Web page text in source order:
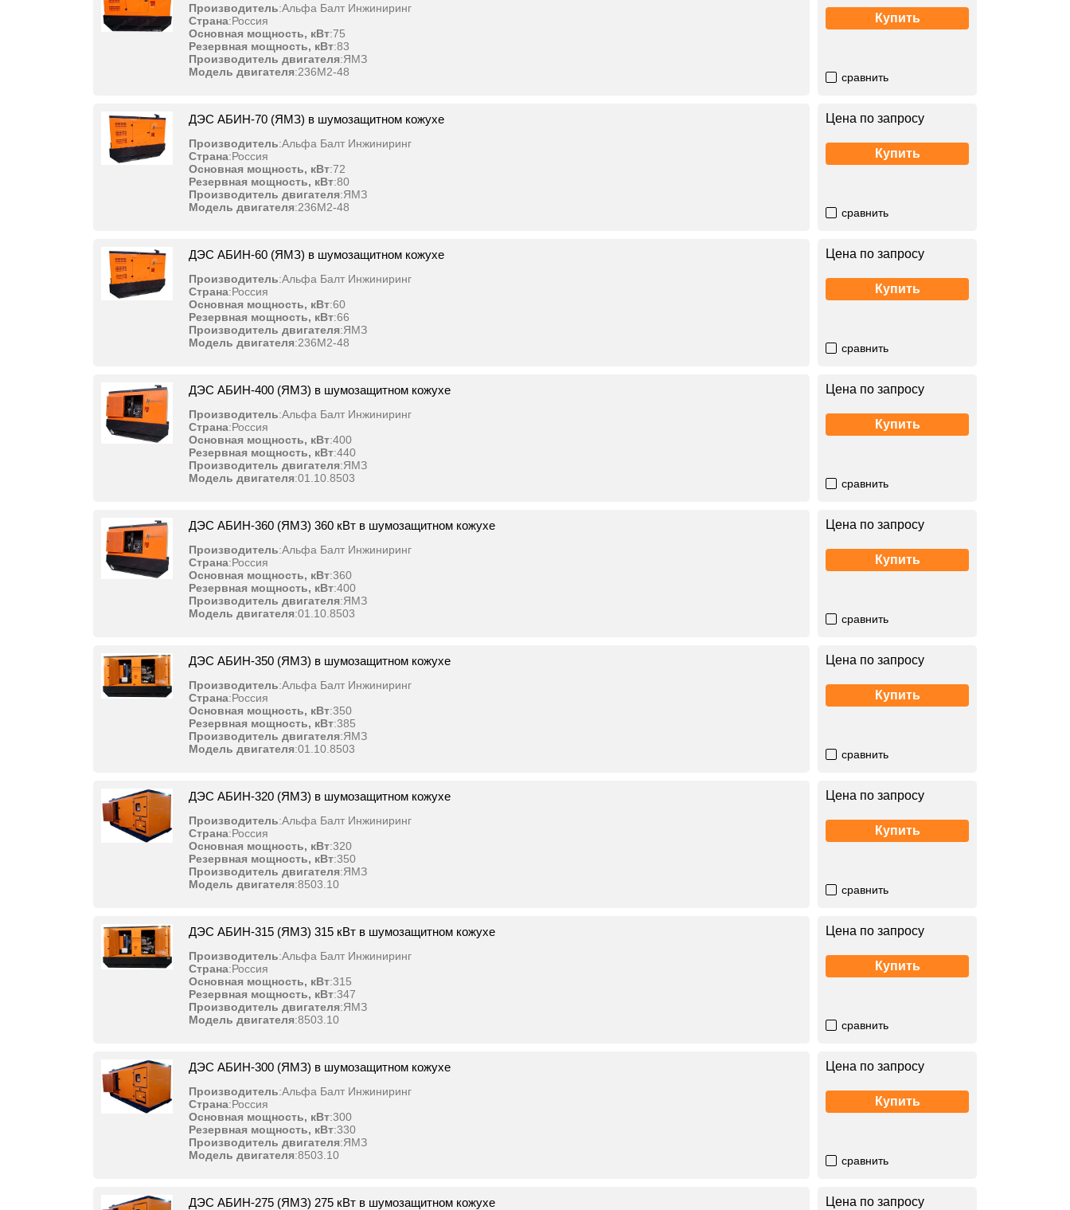
Производитель:Альфа Балт Инжиниринг
Страна:Россия
Основная мощность, кВт:75
Резервная мощность, кВт:83
Производитель двигателя:ЯМЗ
Модель двигателя:236М2-48
Купить
сравнить
ДЭС АБИН-70 (ЯМЗ) в шумозащитном кожухе
Производитель:Альфа Балт Инжиниринг
Страна:Россия
Основная мощность, кВт:72
Резервная мощность, кВт:80
Производитель двигателя:ЯМЗ
Модель двигателя:236М2-48
Цена по запросу
Купить
сравнить
ДЭС АБИН-60 (ЯМЗ) в шумозащитном кожухе
Производитель:Альфа Балт Инжиниринг
Страна:Россия
Основная мощность, кВт:60
Резервная мощность, кВт:66
Производитель двигателя:ЯМЗ
Модель двигателя:236М2-48
Цена по запросу
Купить
сравнить
ДЭС АБИН-400 (ЯМЗ) в шумозащитном кожухе
Производитель:Альфа Балт Инжиниринг
Страна:Россия
Основная мощность, кВт:400
Резервная мощность, кВт:440
Производитель двигателя:ЯМЗ
Модель двигателя:01.10.8503
Цена по запросу
Купить
сравнить
ДЭС АБИН-360 (ЯМЗ) 360 кВт в шумозащитном кожухе
Производитель:Альфа Балт Инжиниринг
Страна:Россия
Основная мощность, кВт:360
Резервная мощность, кВт:400
Производитель двигателя:ЯМЗ
Модель двигателя:01.10.8503
Цена по запросу
Купить
сравнить
ДЭС АБИН-350 (ЯМЗ) в шумозащитном кожухе
Производитель:Альфа Балт Инжиниринг
Страна:Россия
Основная мощность, кВт:350
Резервная мощность, кВт:385
Производитель двигателя:ЯМЗ
Модель двигателя:01.10.8503
Цена по запросу
Купить
сравнить
ДЭС АБИН-320 (ЯМЗ) в шумозащитном кожухе
Производитель:Альфа Балт Инжиниринг
Страна:Россия
Основная мощность, кВт:320
Резервная мощность, кВт:350
Производитель двигателя:ЯМЗ
Модель двигателя:8503.10
Цена по запросу
Купить
сравнить
ДЭС АБИН-315 (ЯМЗ) 315 кВт в шумозащитном кожухе
Производитель:Альфа Балт Инжиниринг
Страна:Россия
Основная мощность, кВт:315
Резервная мощность, кВт:347
Производитель двигателя:ЯМЗ
Модель двигателя:8503.10
Цена по запросу
Купить
сравнить
ДЭС АБИН-300 (ЯМЗ) в шумозащитном кожухе
Производитель:Альфа Балт Инжиниринг
Страна:Россия
Основная мощность, кВт:300
Резервная мощность, кВт:330
Производитель двигателя:ЯМЗ
Модель двигателя:8503.10
Цена по запросу
Купить
сравнить
ДЭС АБИН-275 (ЯМЗ) 275 кВт в шумозащитном кожухе Цена по запросу